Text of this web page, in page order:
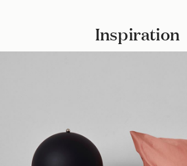
Inspiration